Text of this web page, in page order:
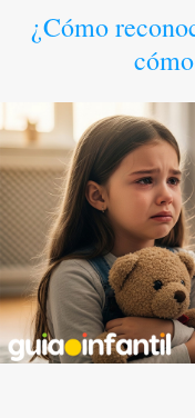
¿Cómo